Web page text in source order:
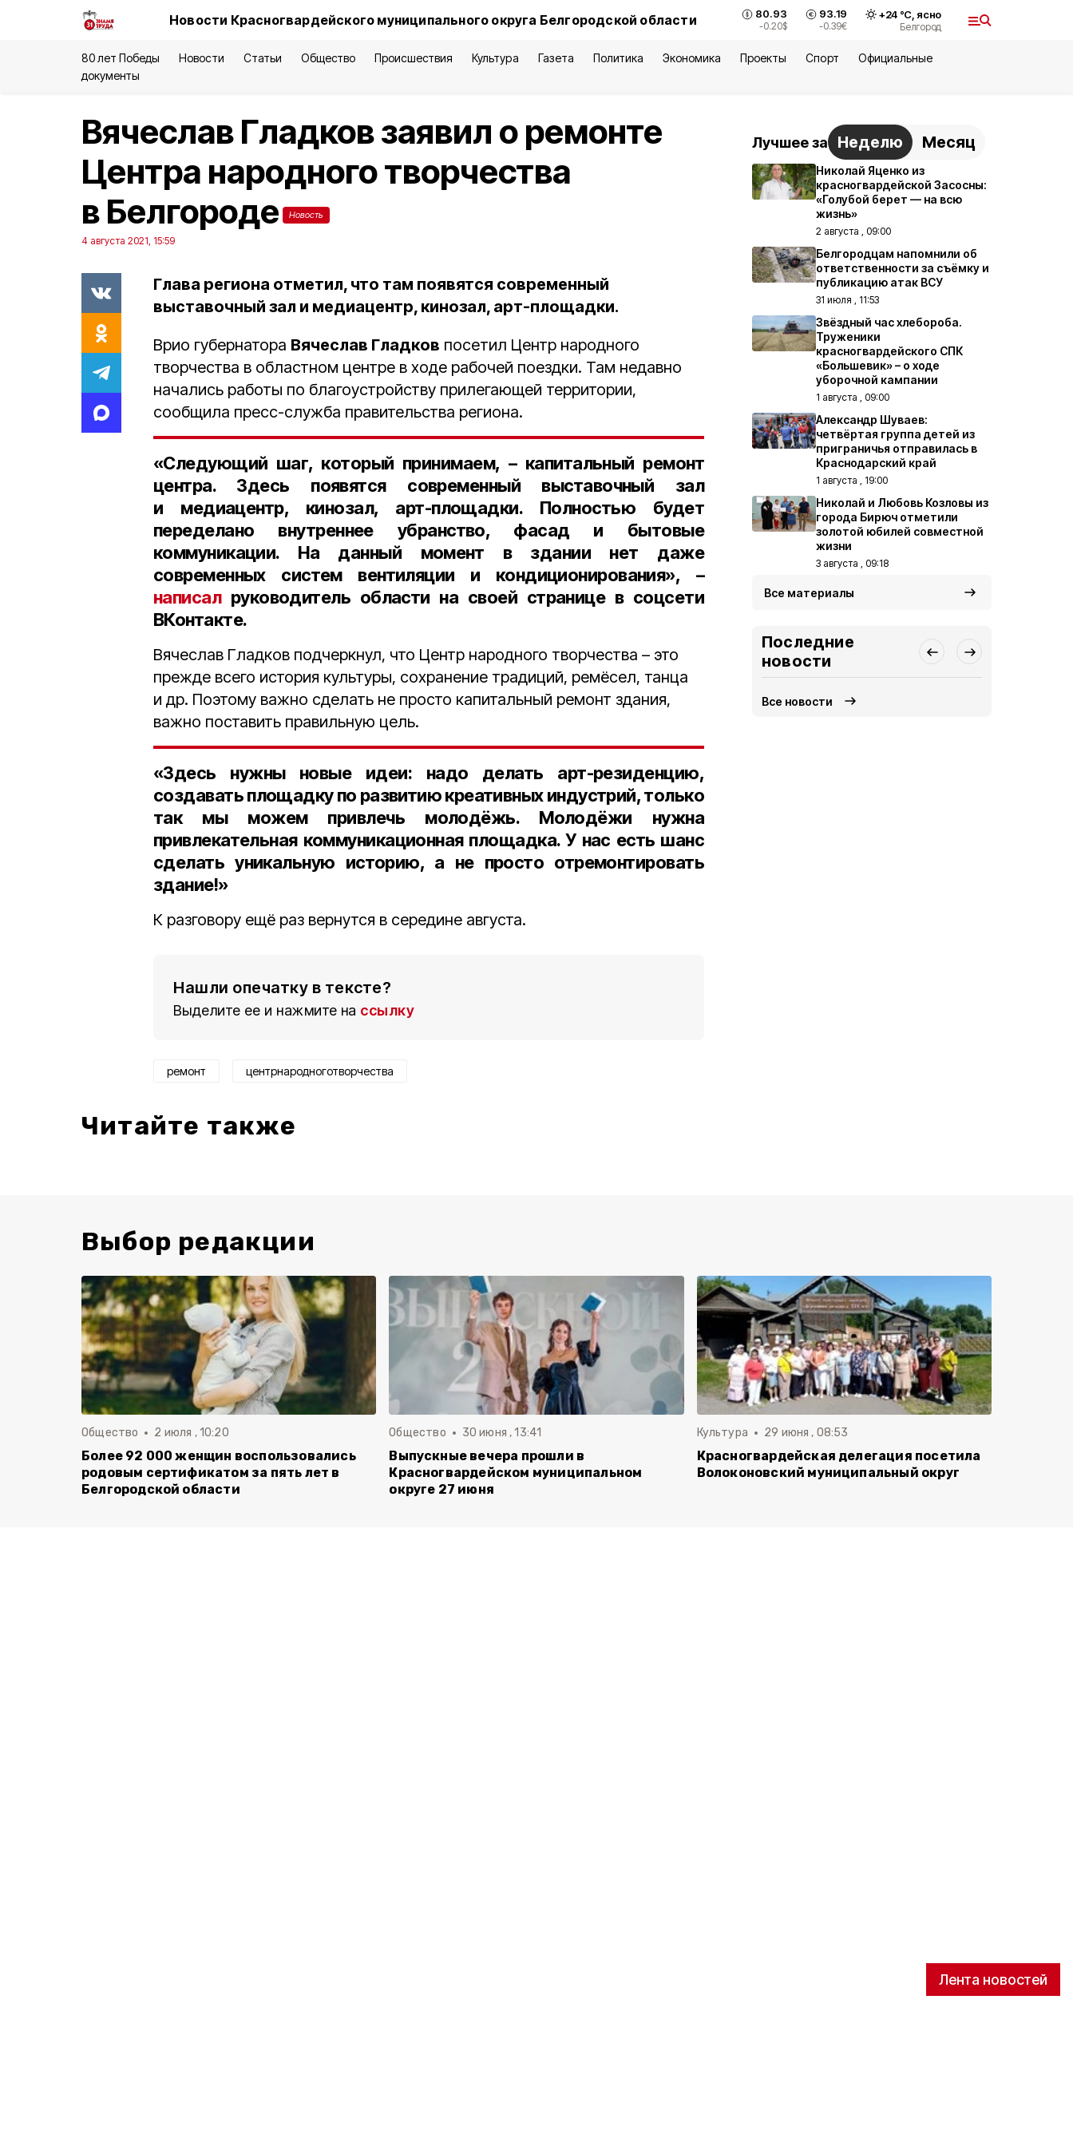
Новости Красногвардейского муниципального округа Белгородской области 80.93
-0.20$
93.19
-0.39€
+24°С, ясно
Белгород
80 лет Победы Новости Статьи Общество Происшествия Культура Газета Политика Экономика Проекты Спорт
Официальные
документы
Лента новостей
Вячеслав Гладков заявил о ремонте
Центра народного творчества
в Белгороде
Новость
4 августа 2021, 15:59
Глава региона отметил, что там появятся современный
выставочный зал и медиацентр, кинозал, арт-площадки.
Врио губернатора Вячеслав Гладков посетил Центр народного
творчества в областном центре в ходе рабочей поездки. Там недавно
начались работы по благоустройству прилегающей территории,
сообщила пресс-служба правительства региона.
«Следующий шаг, который принимаем, – капитальный ремонт
центра. Здесь появятся современный выставочный зал
и медиацентр, кинозал, арт-площадки. Полностью будет
переделано внутреннее убранство, фасад и бытовые
коммуникации. На данный момент в здании нет даже
современных систем вентиляции и кондиционирования», –
написалруководитель области на своей странице в соцсети
ВКонтакте.
Вячеслав Гладков подчеркнул, что Центр народного творчества – это
прежде всего история культуры, сохранение традиций, ремёсел, танца
и др. Поэтому важно сделать не просто капитальный ремонт здания,
важно поставить правильную цель.
«Здесь нужны новые идеи: надо делать арт-резиденцию,
создавать площадку по развитию креативных индустрий, только
так мы можем привлечь молодёжь. Молодёжи нужна
привлекательная коммуникационная площадка. У нас есть шанс
сделать уникальную историю, а не просто отремонтировать
здание!»
К разговору ещё раз вернутся в середине августа.
Нашли опечатку в тексте?
Выделите ее и нажмите на ссылку
ремонт центрнародноготворчества
Читайте также
Лучшее за Неделю Месяц
Николай Яценко из
красногвардейской Засосны:
«Голубой берет — на всю
жизнь»
2 августа , 09:00
Белгородцам напомнили об
ответственности за съёмку и
публикацию атак ВСУ
31 июля , 11:53
Звёздный час хлебороба.
Труженики
красногвардейского СПК
«Большевик» – о ходе
уборочной кампании
1 августа , 09:00
Александр Шуваев:
четвёртая группа детей из
приграничья отправилась в
Краснодарский край
1 августа , 19:00
Николай и Любовь Козловы из
города Бирюч отметили
золотой юбилей совместной
жизни
3 августа , 09:18
Все материалы
Последние
новости
Все новости
Выбор редакции
Общество 2 июля , 10:20
Более 92 000 женщин воспользовались
родовым сертификатом за пять лет в
Белгородской области
Общество 30 июня , 13:41
Выпускные вечера прошли в
Красногвардейском муниципальном
округе 27 июня
Культура 29 июня , 08:53
Красногвардейская делегация посетила
Волоконовский муниципальный округ